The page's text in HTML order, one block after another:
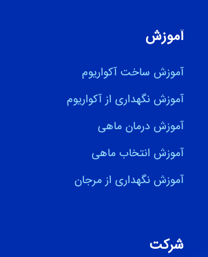
آموزش
آموزش ساخت آکواریوم
آموزش نگهداری از آکواریوم
آموزش درمان ماهی
آموزش انتخاب ماهی
آموزش نگهداری از مرجان
شرکت